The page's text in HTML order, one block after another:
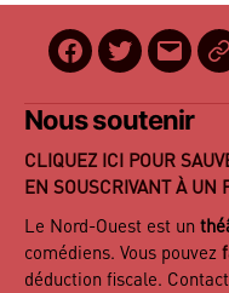
Facebook
Twitter
E-
mail
Nous soutenir
CLIQUEZ ICI POUR
EN SOUSCRIVANT À UN
Le Nord-Ouest est un
comédiens. Vous pouvez
déduction fiscale.